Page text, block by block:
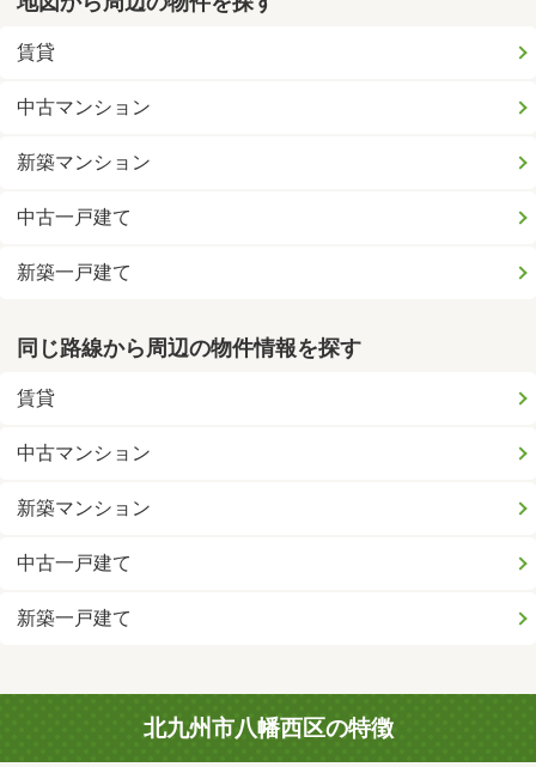
賃貸
中古マンション
新築マンション
中古一戸建て
新築一戸建て
同じ路線から周辺の物件情報を探す
賃貸
中古マンション
新築マンション
中古一戸建て
新築一戸建て
北九州市八幡西区の特徴